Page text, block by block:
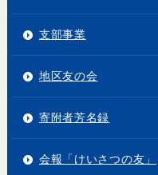
支部事業
地区友の会
寄附者芳名録
会報「けいさつの友」